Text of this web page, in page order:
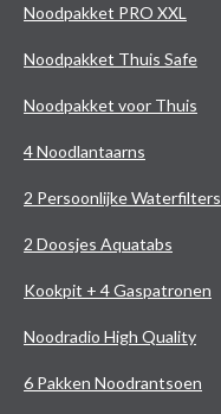
Noodpakket PRO XXL
Noodpakket Thuis Safe
Noodpakket voor Thuis
4 Noodlantaarns
2 Persoonlijke Waterfilters
2 Doosjes Aquatabs
Kookpit + 4 Gaspatronen
Noodradio High Quality
6 Pakken Noodrantsoen